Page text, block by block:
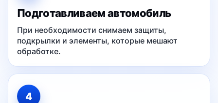
Подготавливаем автомобиль
При необходимости снимаем защиты,
подкрылки и элементы, которые мешают
обработке.
4